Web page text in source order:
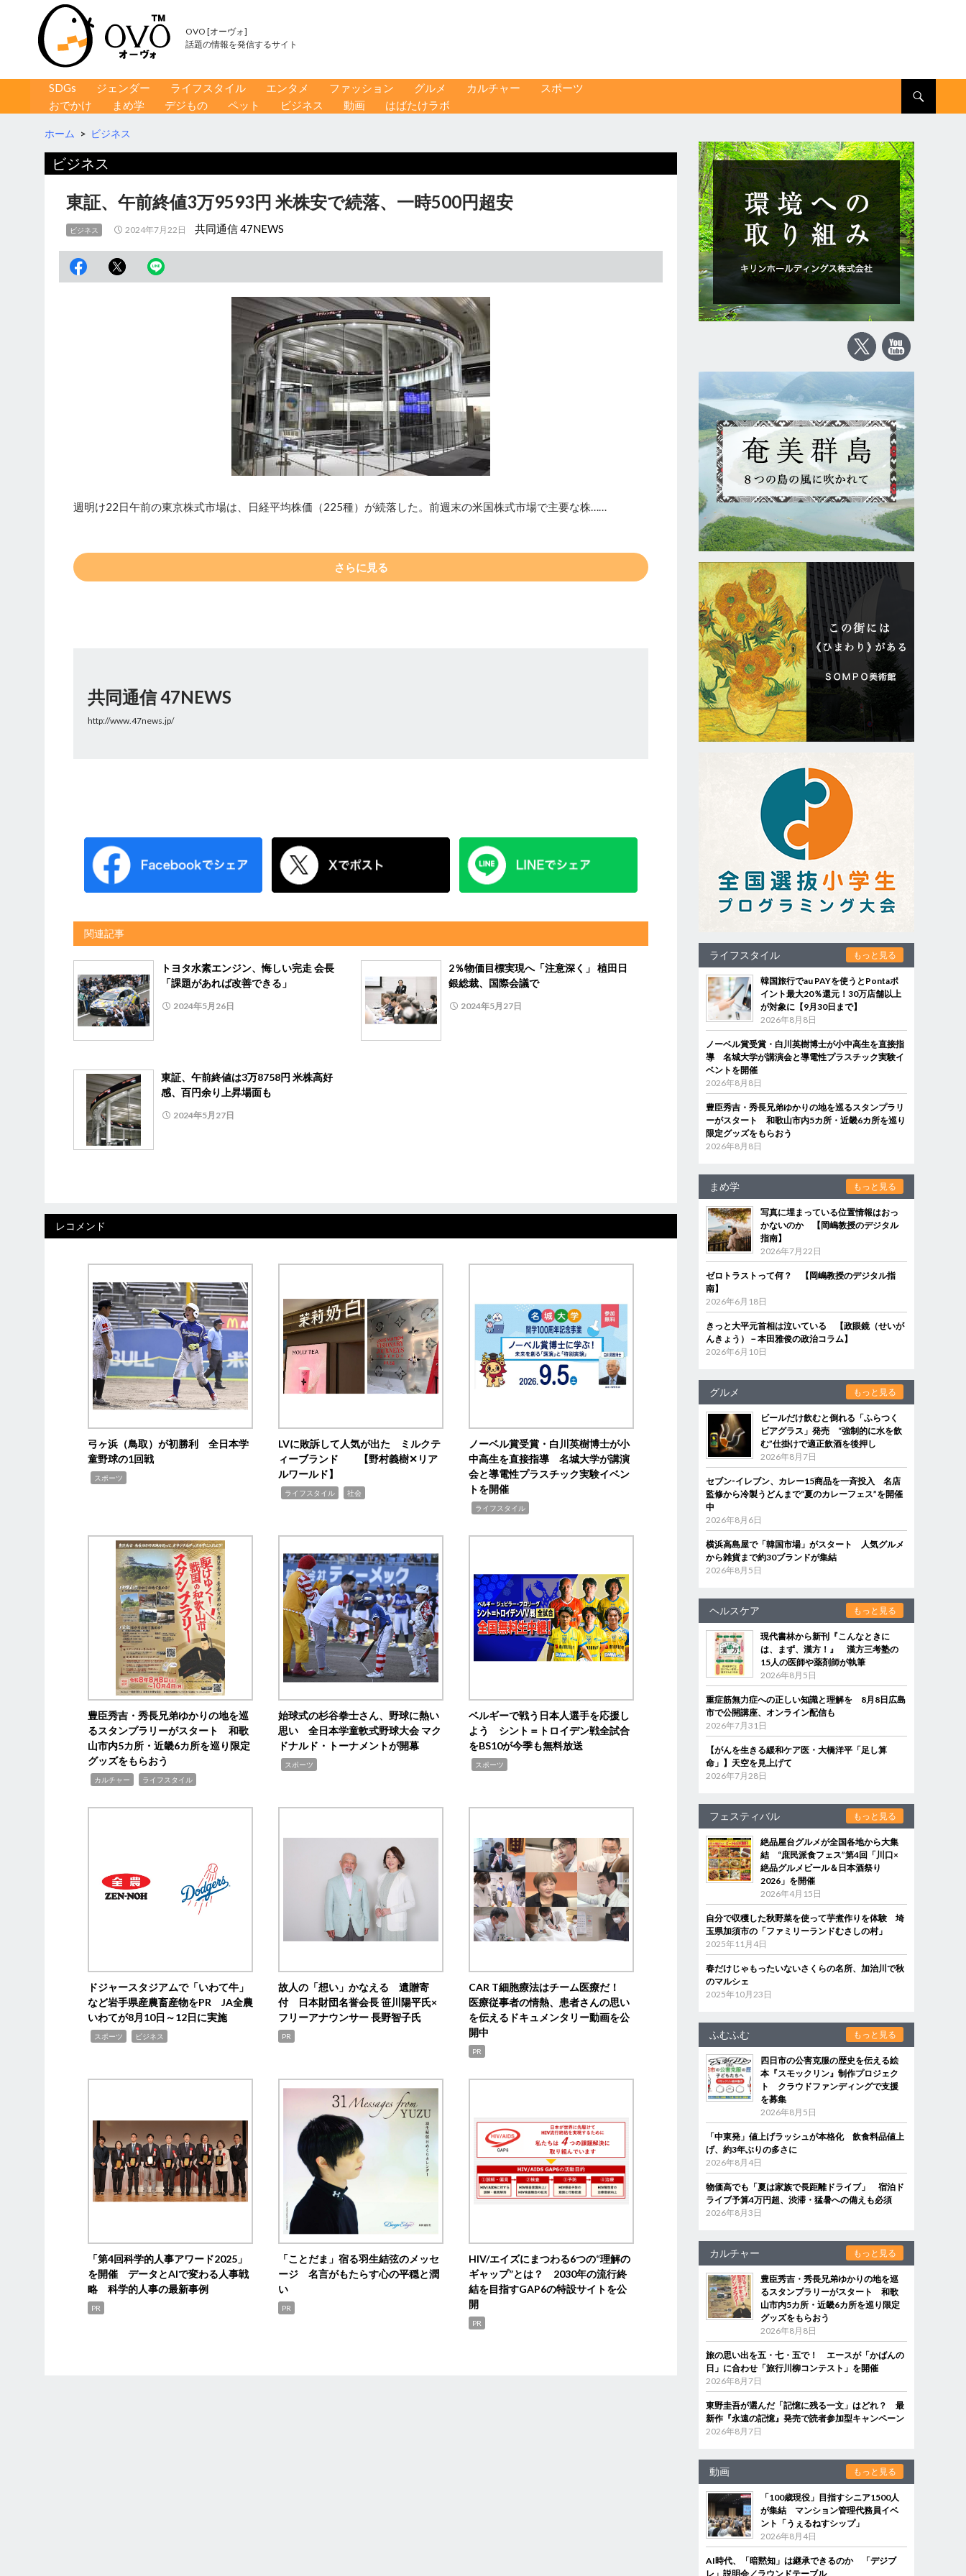
OVO [オーヴォ]
話題の情報を発信するサイト
コンテンツへ移動
SDGs ジェンダー ライフスタイル エンタメ ファッション グルメ カルチャー
スポーツ
おでかけ
まめ学 デジもの ペット ビジネス 動画 はばたけラボ
ホーム > ビジネス
ビジネス
東証、午前終値3万9593円 米株安で続落、一時500円超安
ビジネス 2024年7月22日 共同通信 47NEWS
週明け22日午前の東京株式市場は、日経平均株価（225種）が続落した。前週末の米国株式市場で主要な株……
さらに見る
共同通信 47NEWS
http://www.47news.jp/
関連記事
トヨタ水素エンジン、悔しい完走 会長
「課題があれば改善できる」
2024年5月26日
2％物価目標実現へ「注意深く」 植田日
銀総裁、国際会議で
2024年5月27日
東証、午前終値は3万8758円 米株高好
感、百円余り上昇場面も
2024年5月27日
レコメンド
弓ヶ浜（鳥取）が初勝利 全日本学
童野球の1回戦
スポーツ
LVに敗訴して人気が出た ミルクテ
ィーブランド 【野村義樹✕リア
ルワールド】
ライフスタイル 社会
ノーベル賞受賞・白川英樹博士が小
中高生を直接指導 名城大学が講演
会と導電性プラスチック実験イベン
トを開催
ライフスタイル
豊臣秀吉・秀長兄弟ゆかりの地を巡
るスタンプラリーがスタート 和歌
山市内5カ所・近畿6カ所を巡り限定
グッズをもらおう
カルチャー ライフスタイル
始球式の杉谷拳士さん、野球に熱い
思い 全日本学童軟式野球大会 マク
ドナルド・トーナメントが開幕
スポーツ
ベルギーで戦う日本人選手を応援し
よう シント＝トロイデン戦全試合
をBS10が今季も無料放送
スポーツ
ドジャースタジアムで「いわて牛」
など岩手県産農畜産物をPR JA全農
いわてが8月10日～12日に実施
スポーツ ビジネス
故人の「想い」かなえる 遺贈寄
付 日本財団名誉会長 笹川陽平氏×
フリーアナウンサー 長野智子氏
PR
CAR T細胞療法はチーム医療だ！
医療従事者の情熱、患者さんの思い
を伝えるドキュメンタリー動画を公
開中
PR
「第4回科学的人事アワード2025」
を開催 データとAIで変わる人事戦
略 科学的人事の最新事例
PR
「ことだま」宿る羽生結弦のメッセ
ージ 名言がもたらす心の平穏と潤
い
PR
HIV/エイズにまつわる6つの“理解の
ギャップ”とは？ 2030年の流行終
結を目指すGAP6の特設サイトを公
開
PR
ライフスタイル もっと見る
韓国旅行でau PAYを使うとPontaポ
イント最大20％還元！30万店舗以上
が対象に【9月30日まで】
2026年8月8日
ノーベル賞受賞・白川英樹博士が小中高生を直接指
導 名城大学が講演会と導電性プラスチック実験イ
ベントを開催
2026年8月8日
豊臣秀吉・秀長兄弟ゆかりの地を巡るスタンプラリ
ーがスタート 和歌山市内5カ所・近畿6カ所を巡り
限定グッズをもらおう
2026年8月8日
まめ学 もっと見る
写真に埋まっている位置情報はおっ
かないのか 【岡嶋教授のデジタル
指南】
2026年7月22日
ゼロトラストって何？ 【岡嶋教授のデジタル指
南】
2026年6月18日
きっと大平元首相は泣いている 【政眼鏡（せいが
んきょう）－本田雅俊の政治コラム】
2026年6月10日
グルメ もっと見る
ビールだけ飲むと倒れる「ふらつく
ビアグラス」発売 “強制的に水を飲
む”仕掛けで適正飲酒を後押し
2026年8月7日
セブン‐イレブン、カレー15商品を一斉投入 名店
監修から冷製うどんまで“夏のカレーフェス”を開催
中
2026年8月6日
横浜高島屋で「韓国市場」がスタート 人気グルメ
から雑貨まで約30ブランドが集結
2026年8月5日
ヘルスケア もっと見る
現代書林から新刊『こんなときに
は、まず、漢方！』 漢方三考塾の
15人の医師や薬剤師が執筆
2026年8月5日
重症筋無力症への正しい知識と理解を 8月8日広島
市で公開講座、オンライン配信も
2026年7月31日
【がんを生きる緩和ケア医・大橋洋平「足し算
命」】天空を見上げて
2026年7月28日
フェスティバル もっと見る
絶品屋台グルメが全国各地から大集
結 “庶民派食フェス”第4回「川口×
絶品グルメビール＆日本酒祭り
2026」を開催
2026年4月15日
自分で収穫した秋野菜を使って芋煮作りを体験 埼
玉県加須市の「ファミリーランドむさしの村」
2025年11月4日
春だけじゃもったいないさくらの名所、加治川で秋
のマルシェ
2025年10月23日
ふむふむ もっと見る
四日市の公害克服の歴史を伝える絵
本『スモックリン』制作プロジェク
ト クラウドファンディングで支援
を募集
2026年8月5日
「中東発」値上げラッシュが本格化 飲食料品値上
げ、約3年ぶりの多さに
2026年8月4日
物価高でも「夏は家族で長距離ドライブ」 宿泊ド
ライブ予算4万円超、渋滞・猛暑への備えも必須
2026年8月3日
カルチャー もっと見る
豊臣秀吉・秀長兄弟ゆかりの地を巡
るスタンプラリーがスタート 和歌
山市内5カ所・近畿6カ所を巡り限定
グッズをもらおう
2026年8月8日
旅の思い出を五・七・五で！ エースが「かばんの
日」に合わせ「旅行川柳コンテスト」を開催
2026年8月7日
東野圭吾が選んだ「記憶に残る一文」はどれ？ 最
新作『永遠の記憶』発売で読者参加型キャンペーン
2026年8月7日
動画 もっと見る
「100歳現役」目指すシニア1500人
が集結 マンション管理代務員イベ
ント「うぇるねすシップ」
2026年8月4日
AI時代、「暗黙知」は継承できるのか 「デジブ
レ」説明会／ラウンドテーブル